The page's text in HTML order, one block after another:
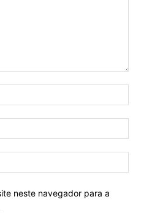
neste navegador para a